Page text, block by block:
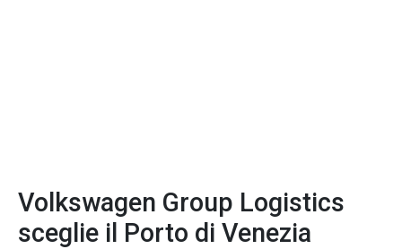
Volkswagen Group Logistics
sceglie il Porto di Venezia